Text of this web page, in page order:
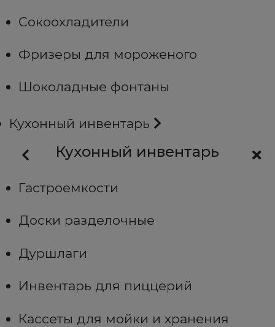
Сокоохладители
Фризеры для мороженого
Шоколадные фонтаны
Кухонный инвентарь
Кухонный инвентарь
Гастроемкости
Доски разделочные
Дуршлаги
Инвентарь для пиццерий
Кассеты для мойки и хранения